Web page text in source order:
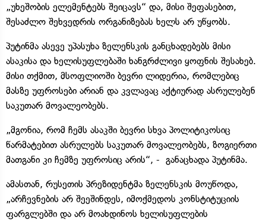
„უხეშობის ელემენტებს შეიცავს“ და, მისი შეფასებით,
შესაძლო შეხვედრის ორგანიზებას ხელს არ უწყობს.
პუტინმა ასევე უპასუხა ზელენსკის განცხადებებს მისი
ასაკისა და ხელისუფლებაში ხანგრძლივი ყოფნის შესახებ.
მისი თქმით, მსოფლიოში ბევრი ლიდერია, რომლებიც
მასზე უფროსები არიან და კვლავაც აქტიურად ასრულებენ
საკუთარ მოვალეობებს.
„მგონია, რომ ჩემს ასაკში ბევრი სხვა პოლიტიკოსიც
წარმატებით ასრულებს საკუთარ მოვალეობებს, ზოგიერთი
მათგანი კი ჩემზე უფროსიც არის“, - განაცხადა პუტინმა.
ამასთან, რუსეთის პრეზიდენტმა ზელენსკის მოუწოდა,
„არჩევნების არ შეეშინდეს, იმოქმედოს კონსტიტუციის
ფარგლებში და არ მოახდინოს ხელისუფლების